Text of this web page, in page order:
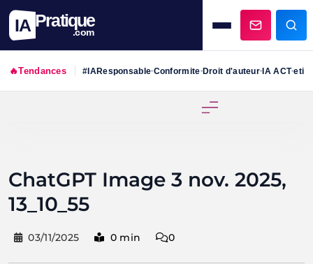
IA Pratique
.com
🔥Tendances #IAResponsable•Conformite•Droit d'auteur•IA ACT•
ChatGPT Image 3 nov. 2025,
13_10_55
03/11/2025 0 min 0